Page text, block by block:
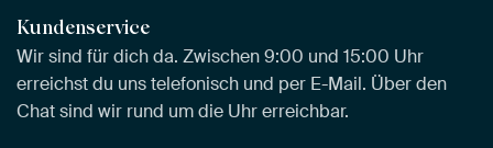
Kundenservice
Wir sind für dich da. Zwischen 9:00 und 15:00 Uhr
erreichst du uns telefonisch und per E-Mail. Über den
Chat sind wir rund um die Uhr erreichbar.